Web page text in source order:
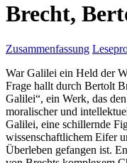
Brecht,
Zusammenfassung
War Galilei ein Held der
Frage hallt durch Bertolt
Galilei“, ein Werk, das
moralischer und
Galilei, eine schillernde
wissenschaftlichem Eifer
Überleben gefangen ist.